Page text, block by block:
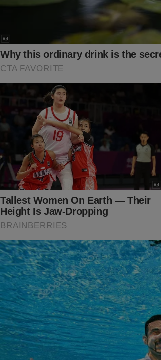
É triste ver esses números e os
Mudar o cenário de violência no
complexo que exige um
público, da sociedade civil e do
segurança pública de forma
de segurança, e promover o
possível construir um futuro
Uma forma de mudar esse
um “Brasil Legal”, que combate
impostos. A sonegação,
bilhões dos cofres públicos,
desenvolvimento nacional e
investimento em áreas
uma Comissão Especial Mista
Um estudo da Fundação Getúlio
tributárias decorrentes de
apenas no setor de
40 bilhões, comprovando que a
o descontrole da conformidade
atingiram um nível crítico, e que
Também nesse sentido,